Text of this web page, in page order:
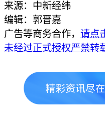
来源：中新经纬
编辑：郭晋嘉
广告等商务合作， 请点
未经过正式授权严禁转